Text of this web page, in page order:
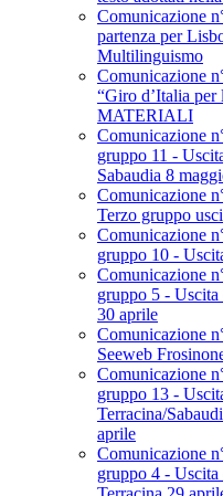
Comunicazione
partenza per
Multilinguismo
Comunicazione
“Giro d’Italia
MATERIALI
Comunicazione
gruppo 11 -
Sabaudia 8
Comunicazione
Terzo gruppo
Comunicazione
gruppo 10 -
Comunicazione
gruppo 5 - Uscita
30 aprile
Comunicazione
Seeweb
Comunicazione
gruppo 13 -
Terracina/
aprile
Comunicazione
gruppo 4 -